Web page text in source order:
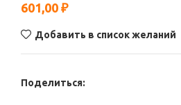
601,00 ₽
Добавить в список желаний
Поделиться: